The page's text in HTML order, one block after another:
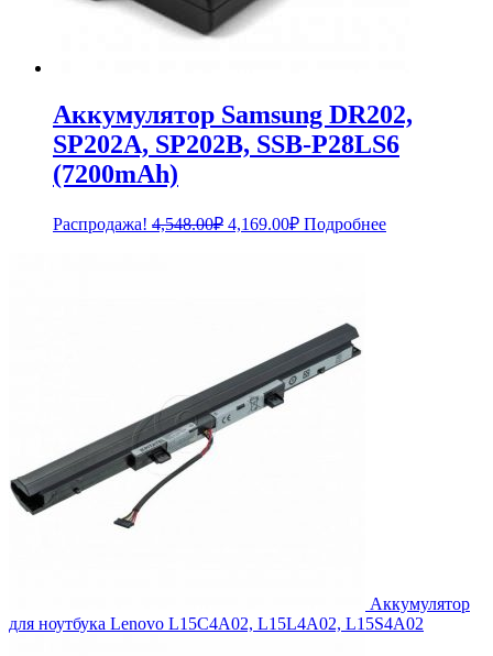
Аккумулятор Samsung DR202,
SP202A, SP202B, SSB-P28LS6
(7200mAh)
Распродажа! 4,548.00₽ Первоначальная
4,169.00₽Текущая
цена:
Подробнее
Аккумулятор
для ноутбука Lenovo L15C4A02, L15L4A02, L15S4A02